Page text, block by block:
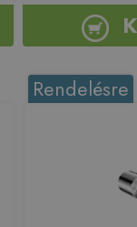
Rendelésre